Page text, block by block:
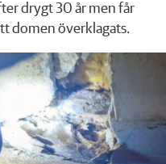
drygt 30 år men får
domen överklagats.